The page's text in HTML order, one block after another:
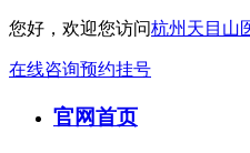
您好，欢迎您访问杭州天目山
在线咨询预约挂号
官网首页